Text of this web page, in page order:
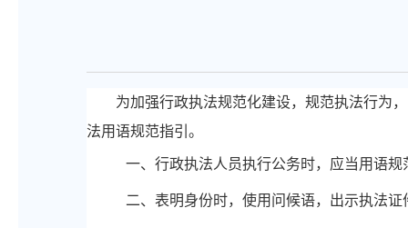
为加强行政执法规范化建设，规范执法行为
法用语规范指引。
一、 行政执法人员执行公务时，应当用语
二、 表明身份时，使用问候语，出示执法